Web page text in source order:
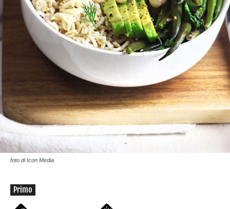
foto di Icon Media
Primo